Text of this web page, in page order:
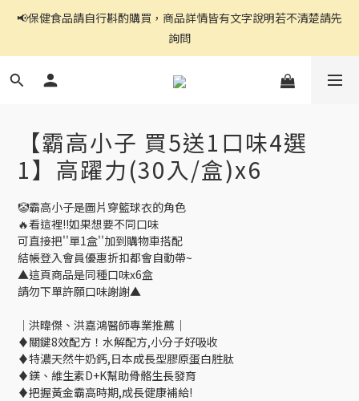
官網都是自助下單,右上角↗️三條線點開可看到商品分頁
官網都是自助下單,右上角↗️三條線點開可看到商品分頁
💥任何問題都不要打在訂單備註!口味請選好再下單!
📢保健食品請自行斟酌購買，商品詳情皆有文字說明若不清楚請先
詢問
【霸高小子 買5送1口味4選
1】高躍力(30入/盒)x6
🤡霸高小子是圖片穿籃球衣的角色
🔥看這裡!!如果想要不同口味
可直接把''單1盒''加到購物車搭配
結帳登入會員優惠折扣都會自動帶~
▲這頁商品是同種口味x6盒
請勿下單許願口味謝謝▲
｜洪暐傑、洪嘉鴻醫師專業推薦｜
♦關鍵8效配方！水解配方,小分子好吸收
♦特濃天然牛奶鈣,日本成長型膠原蛋白胜肽
♦鎂、維生素D+K幫助骨骼生長發育
♦把握黃金霸高時期,成長健康補給!